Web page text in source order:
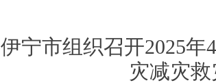
伊宁市组织召开2025
灾减灾